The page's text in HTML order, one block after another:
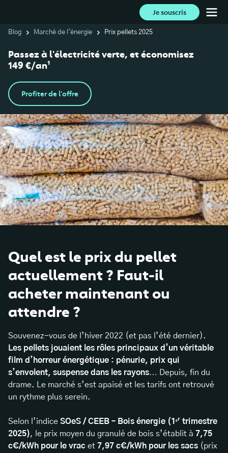
Je souscris
Blog Marché de l'énergie Prix pellets 2025
Passez à l'électricité verte, et économisez
149 €/an¹
Profiter de l'offre
Quel est le prix du pellet
actuellement ? Faut-il
acheter maintenant ou
attendre ?
Souvenez-vous de l’hiver 2022 (et pas l’été dernier).
Les pellets jouaient les rôles principaux d’un véritable
film d’horreur énergétique : pénurie, prix qui
s’envolent, suspense dans les rayons… Depuis, fin du
drame. Le marché s’est apaisé et les tarifs ont retrouvé
un rythme plus serein.
Selon l’indice SOeS / CEEB – Bois énergie (1ᵉʳ trimestre
2025), le prix moyen du granulé de bois s’établit à 7,75
c€/kWh pour le vrac et 7,97 c€/kWh pour les sacs (prix